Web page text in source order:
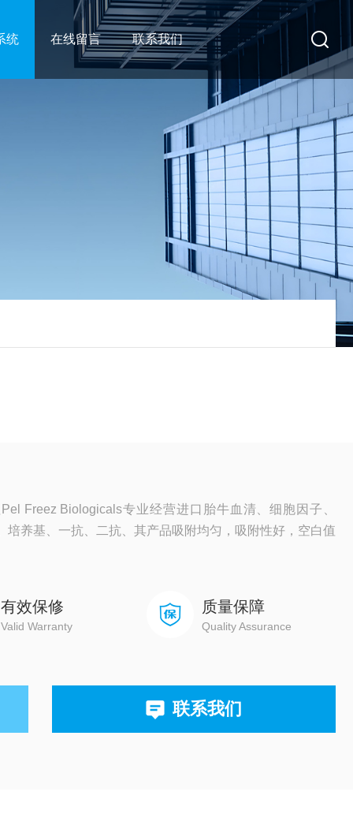
统 在线留言 联系我们
Freez Biologicals专业经营进口胎牛血清、细胞因子、
培养基、一抗、二抗、其产品吸附均匀，吸附性好，空白值
有效保修
Valid Warranty
质量保障
Quality Assurance
联系我们